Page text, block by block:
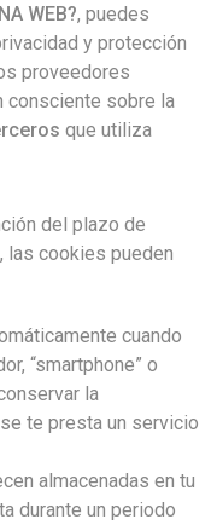
WEB?, puedes
y protección
proveedores
consciente sobre la
que utiliza
del plazo de
las cookies pueden
cuando
“smartphone” o
la
te presta un servicio
almacenadas en tu
durante un periodo